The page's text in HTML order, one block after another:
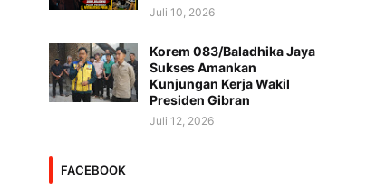
Juli 10, 2026
Korem 083/Baladhika Jaya
Sukses Amankan
Kunjungan Kerja Wakil
Presiden Gibran
Juli 12, 2026
FACEBOOK